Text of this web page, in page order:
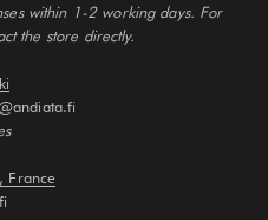
within 1-2 working days. For
the store directly.
France